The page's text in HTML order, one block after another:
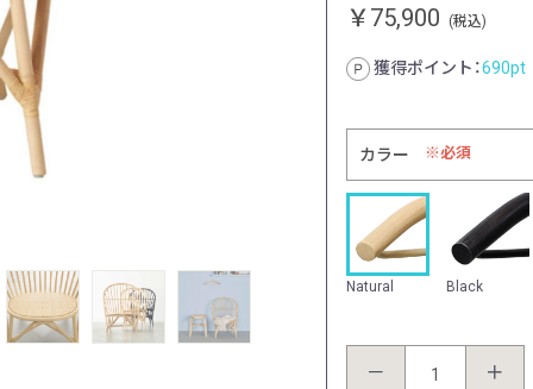
￥75,900 (税込)
獲得ポイント：690pt
カラー 必須
Natural Black
－ ＋